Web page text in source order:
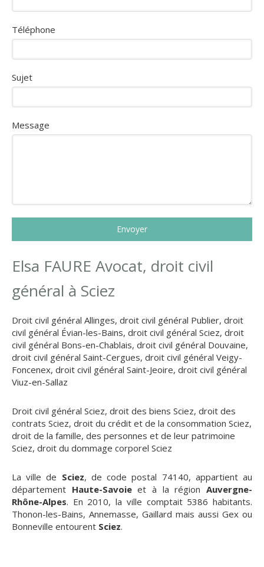
Téléphone
Sujet
Message
Envoyer
Elsa FAURE Avocat, droit civil
général à Sciez
Droit civil général Allinges, droit civil général Publier, droit
civil général Évian-les-Bains, droit civil général Sciez, droit
civil général Bons-en-Chablais, droit civil général Douvaine,
droit civil général Saint-Cergues, droit civil général Veigy-
Foncenex, droit civil général Saint-Jeoire, droit civil général
Viuz-en-Sallaz
Droit civil général Sciez, droit des biens Sciez, droit des
contrats Sciez, droit du crédit et de la consommation Sciez,
droit de la famille, des personnes et de leur patrimoine
Sciez, droit du dommage corporel Sciez
La ville de Sciez, de code postal 74140, appartient au
département Haute-Savoieet à la régionAuvergne-
Rhône-Alpes. En 2010, la ville comptait 5386 habitants.
Thonon-les-Bains, Annemasse, Gaillard mais aussi Gex ou
Bonneville entourent Sciez.